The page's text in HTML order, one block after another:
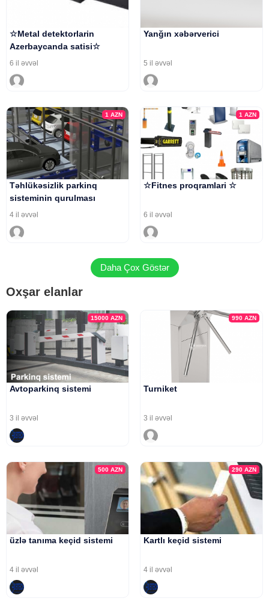
☆Metal detektorlarin
Azerbaycanda satisi☆
6 il əvvəl
Yanğın xəbərverici
5 il əvvəl
1AZN
Təhlükəsizlik parkinq
sisteminin qurulması
4 il əvvəl
1 AZN
☆Fitnes proqramlari ☆
6 il əvvəl
Daha Çox Göstər
Oxşar elanlar
15000AZN
Avtoparkinq sistemi
3 il əvvəl
990 AZN
Turniket
3 il əvvəl
500AZN
üzlə tanıma keçid sistemi
4 il əvvəl
290 AZN
Kartlı keçid sistemi
4 il əvvəl